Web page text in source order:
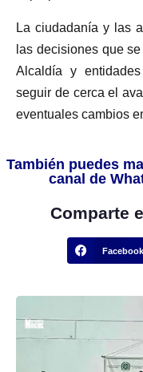
La ciudadanía y las
las decisiones que
Alcaldía y
seguir de cerca el
eventuales cambios
También puedes
canal de
Comparte
Facebook